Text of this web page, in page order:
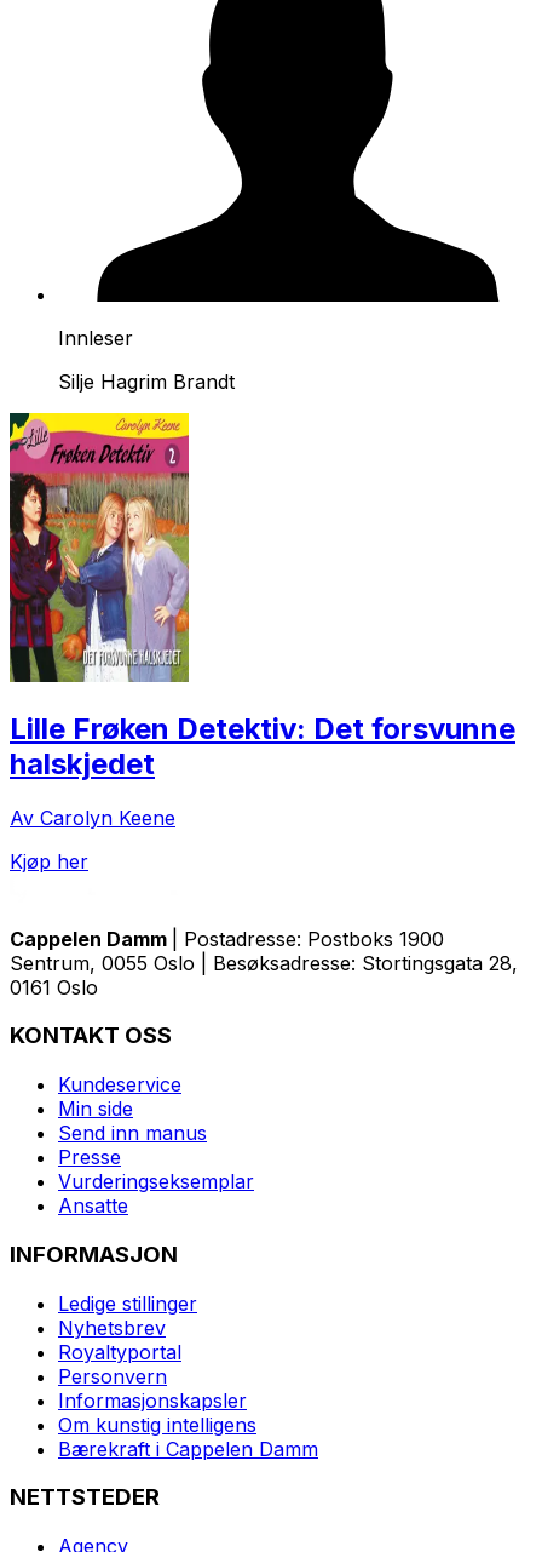
Innleser
Silje Hagrim Brandt
Lille Frøken Detektiv: Det forsvunne
halskjedet
Av Carolyn Keene
Kjøp her
Cappelen Damm
| Postadresse: Postboks 1900
Sentrum, 0055 Oslo | Besøksadresse: Stortingsgata 28,
0161 Oslo
KONTAKT OSS
Kundeservice
Min side
Send inn manus
Presse
Vurderingseksemplar
Ansatte
INFORMASJON
Ledige stillinger
Nyhetsbrev
Royaltyportal
Personvern
Informasjonskapsler
Om kunstig intelligens
Bærekraft i Cappelen Damm
NETTSTEDER
Agency